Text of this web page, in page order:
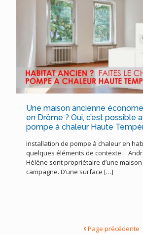
Une maison ancienne
en Drôme ? Oui, c’est possible
pompe à chaleur Haute
Installation de pompe à chaleur en
quelques éléments de contexte…
Hélène sont propriétaire d’une
campagne. D’une surface […]
Page précédente